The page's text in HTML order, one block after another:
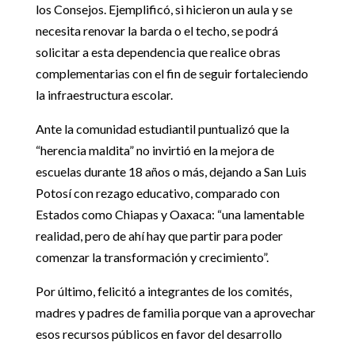
los Consejos. Ejemplificó, si hicieron un aula y se
necesita renovar la barda o el techo, se podrá
solicitar a esta dependencia que realice obras
complementarias con el fin de seguir fortaleciendo
la infraestructura escolar.
Ante la comunidad estudiantil puntualizó que la
“herencia maldita” no invirtió en la mejora de
escuelas durante 18 años o más, dejando a San Luis
Potosí con rezago educativo, comparado con
Estados como Chiapas y Oaxaca: “una lamentable
realidad, pero de ahí hay que partir para poder
comenzar la transformación y crecimiento”.
Por último, felicitó a integrantes de los comités,
madres y padres de familia porque van a aprovechar
esos recursos públicos en favor del desarrollo